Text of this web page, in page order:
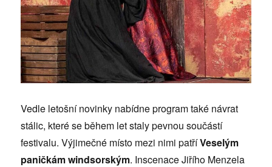
Vedle letošní novinky nabídne program také návrat
stálic, které se během let staly pevnou součástí
festivalu. Výjimečné místo mezi nimi patříVeselým
paničkám windsorským. Inscenace Jiřího Menzela